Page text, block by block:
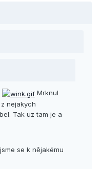
Mrknul
z nejakych
Tak uz tam je a
se k nějakému